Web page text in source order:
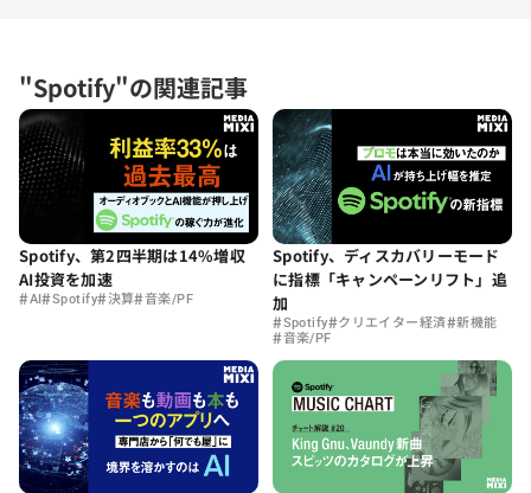
"Spotify"の関連記事
Spotify、第2四半期は14%増収
AI投資を加速
#AI#Spotify#決算#音楽/PF
Spotify、ディスカバリーモード
に指標「キャンペーンリフト」追
加
#Spotify#クリエイター経済#新機能
#音楽/PF